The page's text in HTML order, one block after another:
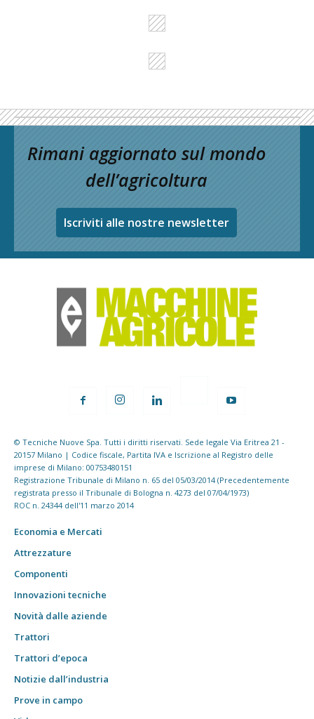
Rimani aggiornato sul mondo
dell’agricoltura
Iscriviti alle nostre newsletter
© Tecniche Nuove Spa. Tutti i diritti riservati. Sede legale Via Eritrea 21 -
20157 Milano | Codice fiscale, Partita IVA e Iscrizione al Registro delle
imprese di Milano: 00753480151
Registrazione Tribunale di Milano n. 65 del 05/03/2014 (Precedentemente
registrata presso il Tribunale di Bologna n. 4273 del 07/04/1973)
ROC n. 24344 dell'11 marzo 2014
Economia e Mercati
Attrezzature
Componenti
Innovazioni tecniche
Novità dalle aziende
Trattori
Trattori d’epoca
Notizie dall’industria
Prove in campo